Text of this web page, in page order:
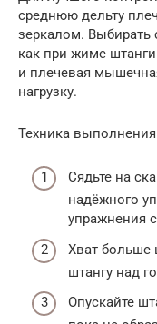
среднюю дельту
зеркалом. Выбирать
как при жиме
и плечевая
нагрузку.
Техника
Сядьте на
надёжного
упражнения
Хват больше
штангу над
Опускайте